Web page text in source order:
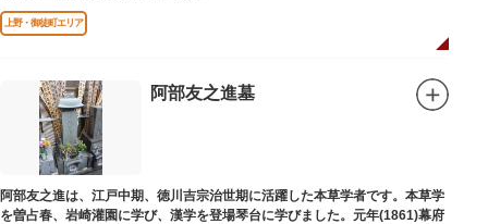
上野・御徒町エリア
阿部友之進墓
阿部友之進は、江戸中期、徳川吉宗治世期に活躍した本草学者です。本草学
を曽占春、岩崎灌園に学び、漢学を登場琴台に学びました。元年(1861)幕府